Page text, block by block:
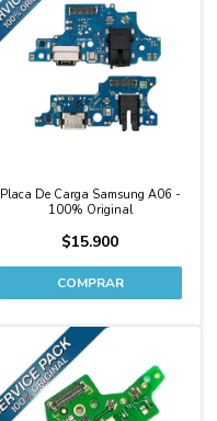
Placa De Carga Samsung A06 -
100% Original
$15.900